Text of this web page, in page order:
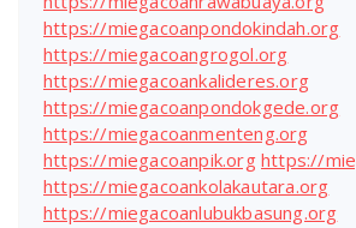
https://miegacoanpondokindah.org
https://miegacoangrogol.org
https://miegacoankalideres.org
https://miegacoanpondokgede.org
https://miegacoanmenteng.org
https://miegacoanpik.org https://
https://miegacoankolakautara.org
https://miegacoanlubukbasung.org